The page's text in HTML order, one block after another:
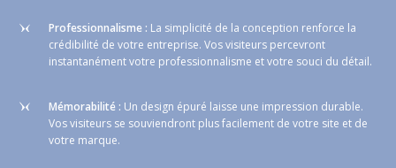
Professionnalisme : La simplicité de la conception renforce la
crédibilité de votre entreprise. Vos visiteurs percevront
instantanément votre professionnalisme et votre souci du détail.
Mémorabilité : Un design épuré laisse une impression durable.
Vos visiteurs se souviendront plus facilement de votre site et de
votre marque.